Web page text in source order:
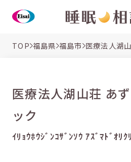
TOP 福島県 福島市 医療法人湖
医療法人湖山荘 あ
ック
ｲﾘｮｳﾎｳｼﾞﾝｺｻﾞﾝｿｳ ｱｽﾞﾏﾄﾞｵﾘｸ